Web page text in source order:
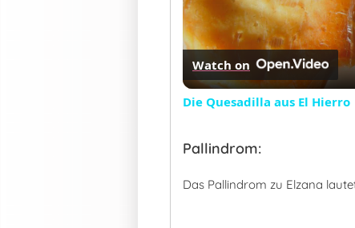
Watch on
Die Quesadilla aus El Hierro
Pallindrom:
Das Pallindrom zu Elzana